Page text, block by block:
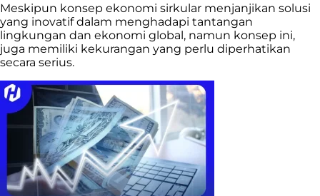
Meskipun konsep ekonomi sirkular menjanjikan solusi
yang inovatif dalam menghadapi tantangan
lingkungan dan ekonomi global, namun konsep ini,
juga memiliki kekurangan yang perlu diperhatikan
secara serius.